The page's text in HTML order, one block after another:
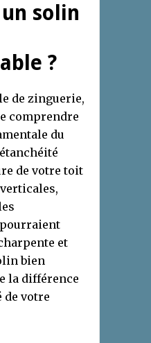
solin
?
de zinguerie,
comprendre
du
de votre toit
et
bien
la différence
de votre